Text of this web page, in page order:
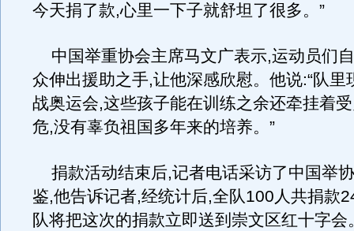
今天捐了款,心里一下子就舒坦了很多。”
中国举重协会主席马文广表示,运动员们
众伸出援助之手,让他深感欣慰。他说:“队里
战奥运会,这些孩子能在训练之余还牵挂着
危,没有辜负祖国多年来的培养。”
捐款活动结束后,记者电话采访了中国举
鉴,他告诉记者,经统计后,全队100人共捐款
队将把这次的捐款立即送到崇文区红十字会